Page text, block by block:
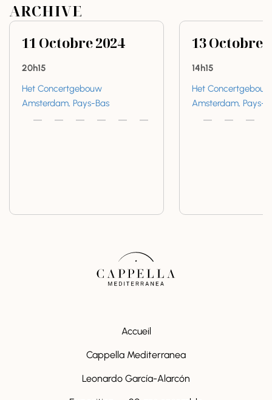
ARCHIVE
11 Octobre2024
20h15
Het Concertgebouw
Amsterdam, Pays-Bas
13Octobre
14h15
Het Concertgebouw
Amsterdam, Pays-
Accueil
Cappella Mediterranea
Leonardo García-Alarcón